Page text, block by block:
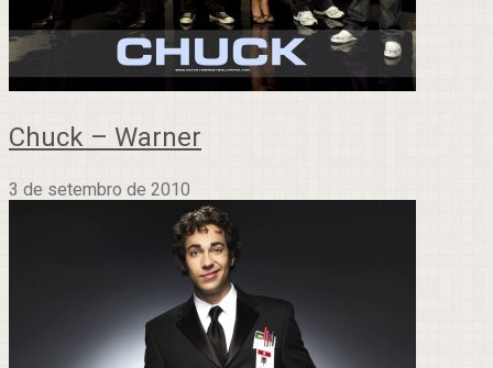
Chuck – Warner
3 de setembro de 2010